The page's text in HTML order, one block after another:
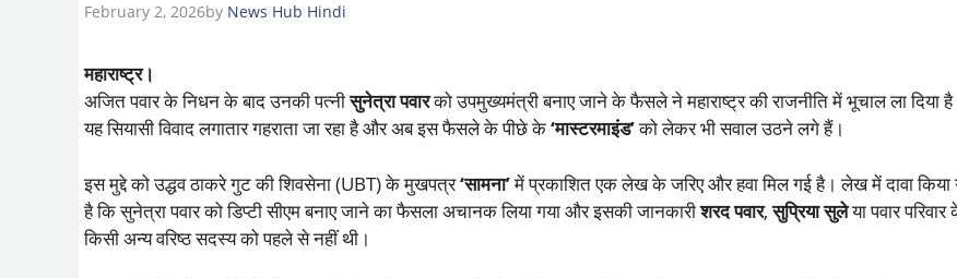
February 2, 2026by News Hub Hindi
महाराष्ट्र।
अजित पवार के निधन के बाद उनकी पत्नीसुनेत्रा पवारको उपमुख्यमंत्री बनाए जाने के फैसले ने महाराष्ट्र की राजनीति में भूचाल ला दिया
यह सियासी विवाद लगातार गहराता जा रहा है और अब इस फैसले के पीछे के‘मास्टरमाइंड’को लेकर भी सवाल उठने लगे हैं।
इस मुद्दे को उद्धव ठाकरे गुट की शिवसेना (UBT) के मुखपत्र‘सामना’में प्रकाशित एक लेख के जरिए और हवा मिल गई है। लेख में दावा किया
है कि सुनेत्रा पवार को डिप्टी सीएम बनाए जाने का फैसला अचानक लिया गया और इसकी जानकारीशरद पवार,सुप्रिया सुलेया पवार परिवार
किसी अन्य वरिष्ठ सदस्य को पहले से नहीं थी।